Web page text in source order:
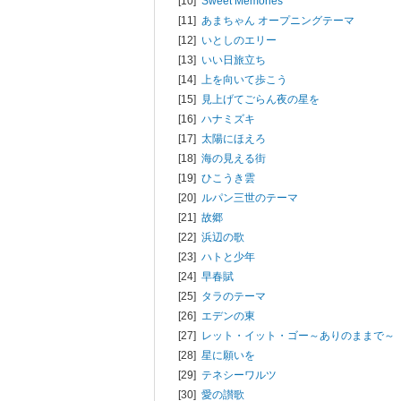
[11] あまちゃん オープニングテーマ
[12] いとしのエリー
[13] いい日旅立ち
[14] 上を向いて歩こう
[15] 見上げてごらん夜の星を
[16] ハナミズキ
[17] 太陽にほえろ
[18] 海の見える街
[19] ひこうき雲
[20] ルパン三世のテーマ
[21] 故郷
[22] 浜辺の歌
[23] ハトと少年
[24] 早春賦
[25] タラのテーマ
[26] エデンの東
[27] レット・イット・ゴー～ありのままで～
[28] 星に願いを
[29] テネシーワルツ
[30] 愛の讃歌